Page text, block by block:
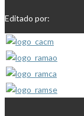
Editado por: